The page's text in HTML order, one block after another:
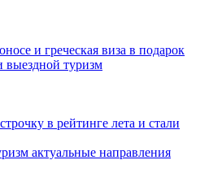
и греческая виза в подарок
выездной туризм
в рейтинге лета и стали
актуальные направления